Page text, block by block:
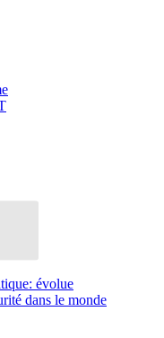
évolue
dans le monde